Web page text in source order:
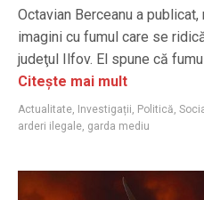
Octavian Berceanu a
imagini cu fumul care se
judeţul Ilfov. El spune că
Citește mai mult
Actualitate, Investigații, Politică,
arderi ilegale, garda mediu